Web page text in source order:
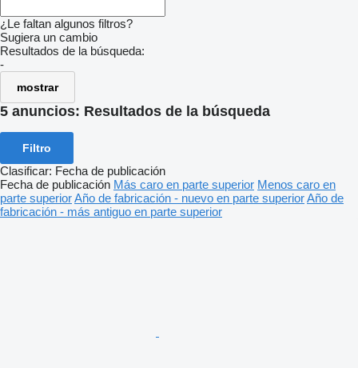
¿Le faltan algunos filtros?
Sugiera un cambio
Resultados de la búsqueda:
-
mostrar
5 anuncios: Resultados de la búsqueda
Filtro
Clasificar: Fecha de publicación
Fecha de publicación Más caro en parte superior Menos caro en
parte superiorAño de fabricación - nuevo en parte superiorAño de
fabricación - más antiguo en parte superior